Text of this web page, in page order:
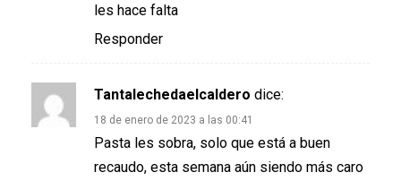
les hace falta
Responder
Tantalechedaelcaldero dice:
18 de enero de 2023 a las 00:41
Pasta les sobra, solo que está a buen
recaudo, esta semana aún siendo más caro